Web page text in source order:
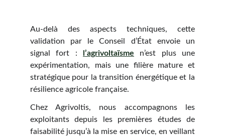
Au-delà des aspects techniques, cette
validation par le Conseil d’État envoie un
signal fort :
l’agrivoltaïsme n’est plus une
expérimentation, mais une filière mature et
stratégique pour la transition énergétique et la
résilience agricole française.
Chez Agrivoltis, nous accompagnons les
exploitants depuis les premières études de
faisabilité jusqu’à la mise en service, en veillant